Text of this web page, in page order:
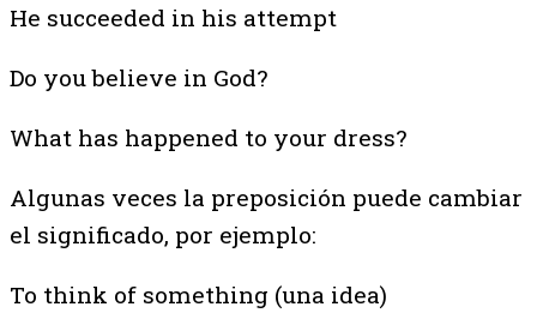
He succeeded in his attempt
Do you believe in God?
What has happened to your dress?
Algunas veces la preposición puede cambiar
el significado, por ejemplo:
To think of something (una idea)